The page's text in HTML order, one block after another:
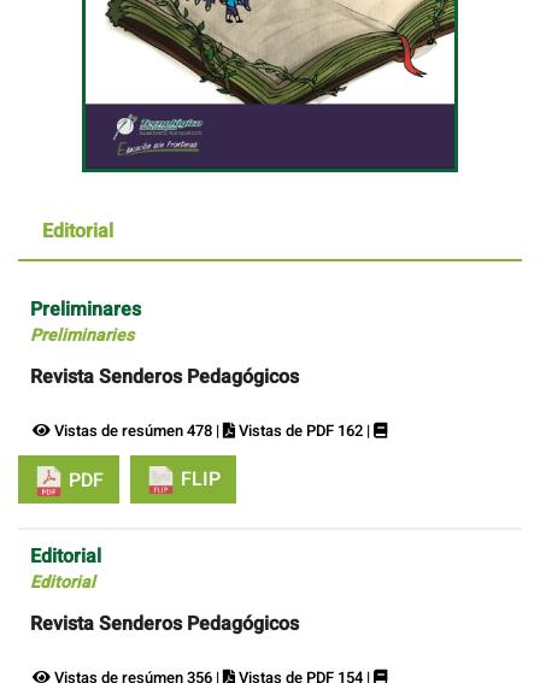
Editorial
Preliminares
Preliminaries
Revista Senderos Pedagógicos
Vistas de resúmen 478 | Vistas de PDF 162 |
PDF FLIP
Editorial
Editorial
Revista Senderos Pedagógicos
Vistas de resúmen 356 | Vistas de PDF 154 |